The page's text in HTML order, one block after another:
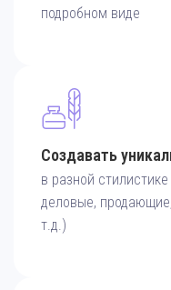
подробном виде
Создавать
в разной
деловые,
т.д.)